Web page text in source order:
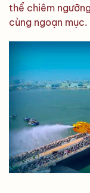
thể chiêm
cùng ngoạn mục.